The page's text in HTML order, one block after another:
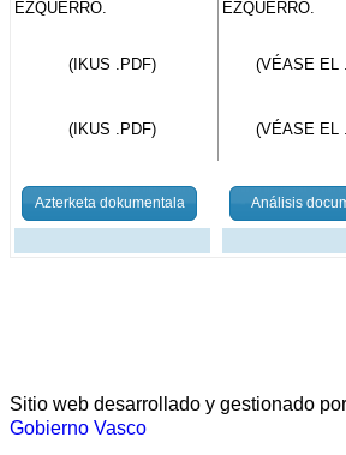
EZQUERRO.
EZQUERRO.
(IKUS .PDF) (VÉASE EL
(IKUS .PDF) (VÉASE EL
Azterketa dokumentala Análisis
Sitio web desarrollado y gestionado
Gobierno Vasco